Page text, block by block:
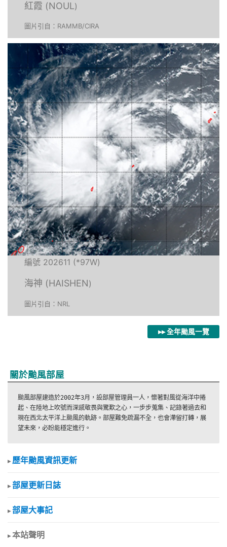
紅霞 (NOUL)
圖片引自：RAMMB/CIRA
編號 202611 (*97W)
海神 (HAISHEN)
圖片引自：NRL
▸▸ 全年颱風一覽
關於颱風部屋
颱風部屋建造於2002年3月，設部屋管理員一人，懷著對風從海洋中捲
起、在陸地上吹號而深感敬畏與驚歎之心，一步步蒐集、記錄著過去和
現在西北太平洋上颱風的軌跡。部屋難免疏漏不全，也會滯留打轉，展
望未來，必盼能穩定進行。
▸ 歷年颱風資訊更新
▸部屋更新日誌
▸部屋大事記
▸本站聲明